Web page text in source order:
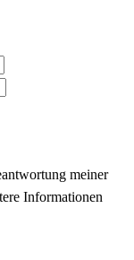
meiner
Informationen